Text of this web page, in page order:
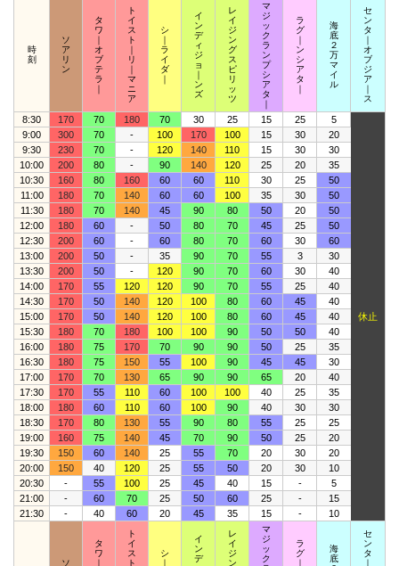
時
刻
ソ
ア
リ
ン
タ
ワ
｜
オ
ブ
テ
ラ
｜
ト
イ
ス
ト
｜
リ
｜
マ
ニ
ア
シ
｜
ラ
イ
ダ
｜
イ
ン
デ
ィ
ジ
ョ
｜
ン
ズ
レ
イ
ジ
ン
グ
ス
ピ
リ
ッ
ツ
マ
ジ
ッ
ク
ラ
ン
プ
シ
ア
タ
｜
ラ
グ
｜
ン
シ
ア
タ
｜
海
底
２
万
マ
イ
ル
セ
ン
タ
｜
オ
ブ
ジ
ア
｜
ス
8:30 170 70 180 70 30 25 15 25 5
休止
9:00 300 70 - 100 170 100 15 30
20
9:30
230 70 - 120 140 110 15 30
30
10:00
200 80 - 90 140 120 25 20
35
10:30
160 80 160 60 60 110 30 25
50
11:00
180 70 140 60 60 100 35 30
50
11:30
180 70 140 45 90 80 50 20
50
12:00
180 60 - 50 80 70 45 25
50
12:30
200 60 - 60 80 70 60 30
60
13:00
200 50 - 35 90 70 55 3
30
13:30
200 50 - 120 90 70 60 30
40
14:00
170 55 120 120 90 70 55 25
40
14:30
170 50 140 120 100 80 60 45
40
15:00
170 50 140 120 100 80 60 45
40
15:30
180 70 180 100 100 90 50 50
40
16:00
180 75 170 70 90 90 50 25
35
16:30
180 75 150 55 100 90 45 45
30
17:00
170 70 130 65 90 90 65 20
40
17:30
170 55 110 60 100 100 40 25
35
18:00
180 60 110 60 100 90 40 30
30
18:30
170 80 130 55 90 80 55 25
25
19:00
160 75 140 45 70 90 50 25
20
19:30
150 60 140 25 55 70 20 30
20
20:00
150 40 120 25 55 50 20 30
10
20:30
- 55 100 25 45 40 15 -
5
21:00
- 60 70 25 50 60 25 -
15
21:30
- 40 60 20 45 35 15 - 10
ソ
タ
ワ
｜
ト
イ
ス
ト
シ
｜
イ
ン
デ
レ
イ
ジ
ン
マ
ジ
ッ
ク
ラ
グ
｜
海
底
セ
ン
タ
｜